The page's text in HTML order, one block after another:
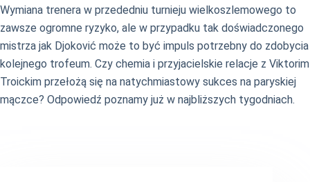
Wymiana trenera w przededniu turnieju wielkoszlemowego to
zawsze ogromne ryzyko, ale w przypadku tak doświadczonego
mistrza jak Djoković może to być impuls potrzebny do zdobycia
kolejnego trofeum. Czy chemia i przyjacielskie relacje z Viktorim
Troickim przełożą się na natychmiastowy sukces na paryskiej
mączce? Odpowiedź poznamy już w najbliższych tygodniach.